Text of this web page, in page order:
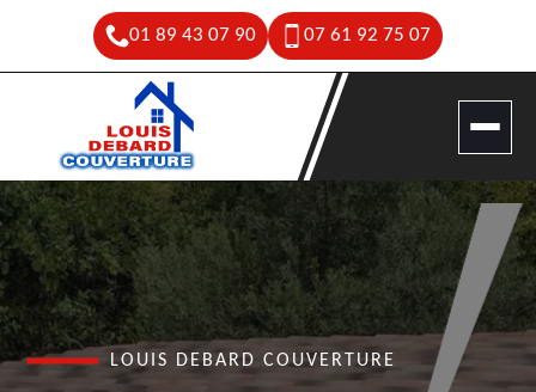
01 89 43 07 90 07 61 92 75 07
LOUIS DEBARD COUVERTURE